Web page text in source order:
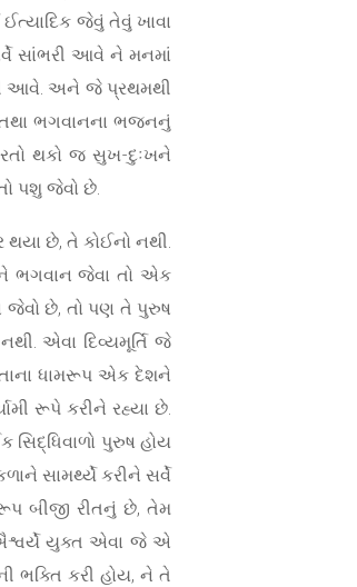
જેવું તેવું ખાવા
સાંભરી આવે ને મનમાં
આવે. અને જે પ્રથમથી
ભગવાનના ભજનનું
થકો જ સુખ-દુઃખને
પશુ જેવો છે.
છે, તે કોઈનો નથી.
ભગવાન જેવા તો એક
છે, તો પણ તે પુરુષ
એવા દિવ્યમૂર્તિ જે
ધામરૂપ એક દેશને
રૂપે કરીને રહ્યા છે.
પુરુષ હોય
સામર્થ્યે કરીને સર્વે
બીજી રીતનું છે, તેમ
યુક્ત એવા જે એ
ભક્તિ કરી હોય, ને તે